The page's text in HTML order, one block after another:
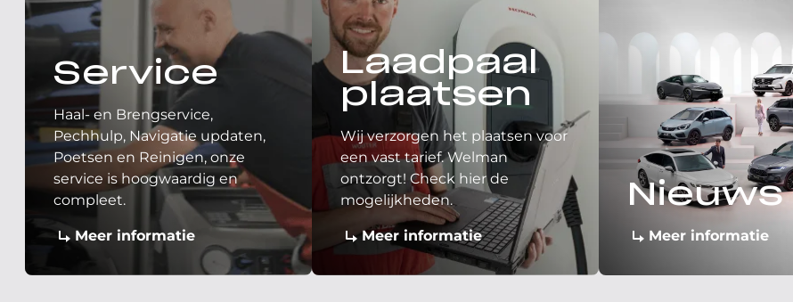
Service
Haal- en Brengservice,
Pechhulp, Navigatie updaten,
Poetsen en Reinigen, onze
service is hoogwaardig en
compleet.
Meer informatie
Laadpaal
plaatsen
Wij verzorgen het plaatsen voor
een vast tarief. Welman
ontzorgt! Check hier de
mogelijkheden.
Meer informatie
Nieuws
Meer informatie